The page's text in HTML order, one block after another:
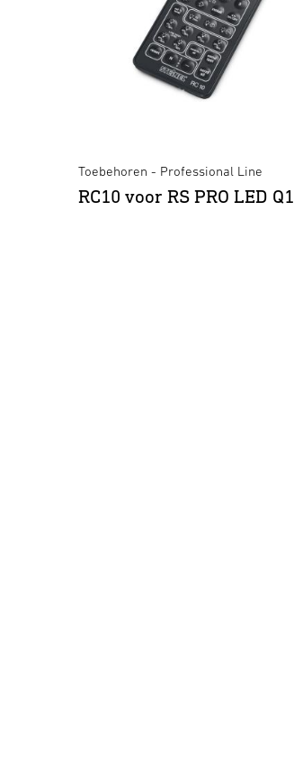
Toebehoren - Professional Line
RC10 voor RS PRO LED Q1